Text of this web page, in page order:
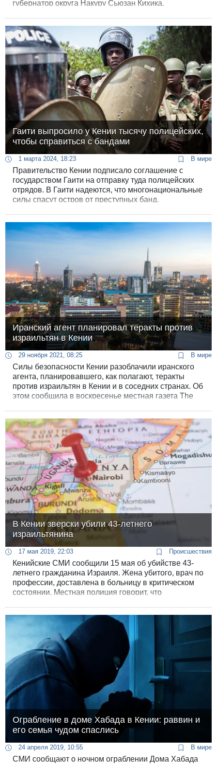
губернатор округа Накуру Сьюзан Кихика.
Гаити выпросило у Кении тысячу полицейских,
чтобы справиться с бандами
1 марта 2024, 18:23 В мире
Правительство Кении подписало соглашение с
государством Гаити на отправку туда полицейских
отрядов. В Гаити надеются, что многонациональные
силы спасут остров от преступных банд.
Иранский агент планировал теракты против
израильтян в Кении
29 ноября 2021, 08:25 В мире
Силы безопасности Кении разоблачили иранского
агента, планировавшего, как полагают, теракты
против израильтян в Кении и в соседних странах. Об
этом сообщила в воскресенье местная газета The
В Кении зверски убили 43-летнего
израильтянина
17 мая 2019, 22:03 Происшествия
Кенийские СМИ сообщили 15 мая об убийстве 43-
летнего гражданина Израиля. Жена убитого, врач по
профессии, доставлена в больницу в критическом
состоянии. Местная полиция говорит, что
Ограбление в доме Хабада в Кении: раввин и
его семья чудом спаслись
24 апреля 2019, 10:55 В мире
СМИ сообщают о ночном ограблении Дома Хабада